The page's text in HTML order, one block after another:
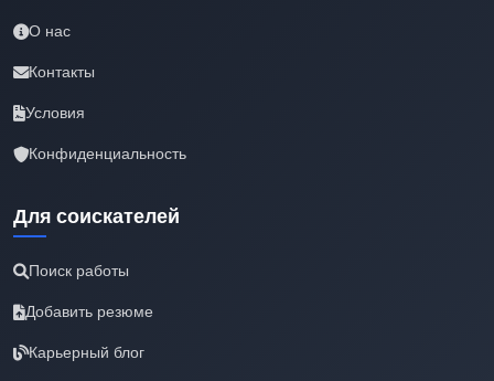
О нас
Контакты
Условия
Конфиденциальность
Для соискателей
Поиск работы
Добавить резюме
Карьерный блог